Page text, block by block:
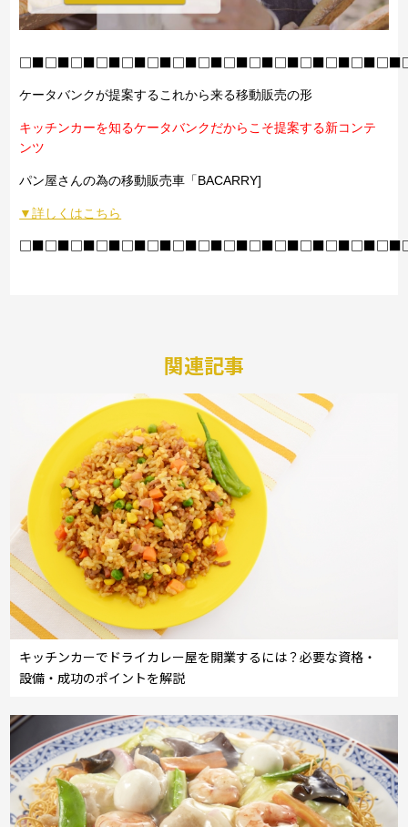
ケータバンクが提案するこれから来る移動販売の形
キッチンカーを知るケータバンクだからこそ提案する新コンテ
ンツ
パン屋さんの為の移動販売車「BACARRY]
▼詳しくはこちら
関連記事
キッチンカーでドライカレー屋を開業するには？必要な資格・
設備・成功のポイントを解説